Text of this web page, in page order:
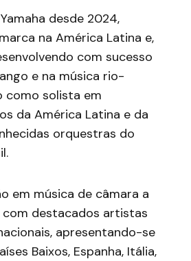
desde 2024,
na América Latina e,
com sucesso
e na música rio-
como solista em
da América Latina e da
orquestras do
em música de câmara a
destacados artistas
apresentando-se
Baixos, Espanha, Itália,